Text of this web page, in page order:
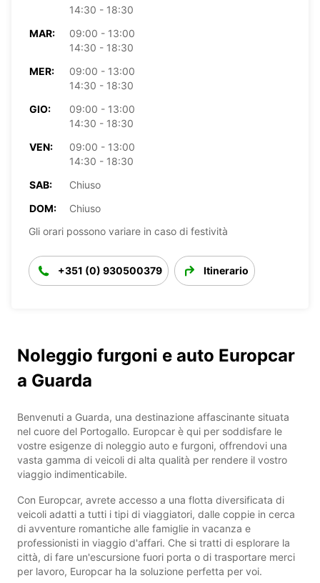
14:30 - 18:30
MAR:
09:00 - 13:00
14:30 - 18:30
MER:
09:00 - 13:00
14:30 - 18:30
GIO:
09:00 - 13:00
14:30 - 18:30
VEN:
09:00 - 13:00
14:30 - 18:30
SAB:
Chiuso
DOM:
Chiuso
Gli orari possono variare in caso di festività
+351 (0) 930500379 Itinerario
Noleggio furgoni e auto Europcar
a Guarda
Benvenuti a Guarda, una destinazione affascinante situata
nel cuore del Portogallo. Europcar è qui per soddisfare le
vostre esigenze di noleggio auto e furgoni, offrendovi una
vasta gamma di veicoli di alta qualità per rendere il vostro
viaggio indimenticabile.
Con Europcar, avrete accesso a una flotta diversificata di
veicoli adatti a tutti i tipi di viaggiatori, dalle coppie in cerca
di avventure romantiche alle famiglie in vacanza e
professionisti in viaggio d'affari. Che si tratti di esplorare la
città, di fare un'escursione fuori porta o di trasportare merci
per lavoro, Europcar ha la soluzione perfetta per voi.